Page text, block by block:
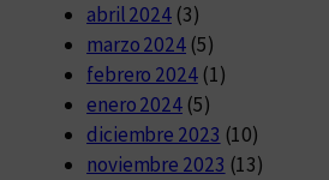
abril 2024 (3)
marzo 2024 (5)
febrero 2024(1)
enero 2024 (5)
diciembre 2023 (10)
noviembre 2023 (13)